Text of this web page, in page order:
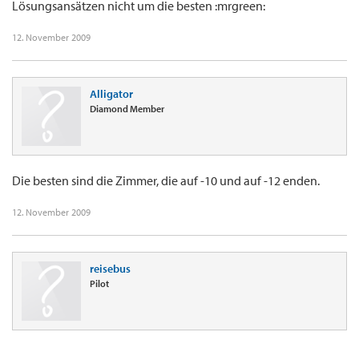
Lösungsansätzen nicht um die besten :mrgreen:
12. November 2009
Alligator
Diamond Member
Die besten sind die Zimmer, die auf -10 und auf -12 enden.
12. November 2009
reisebus
Pilot